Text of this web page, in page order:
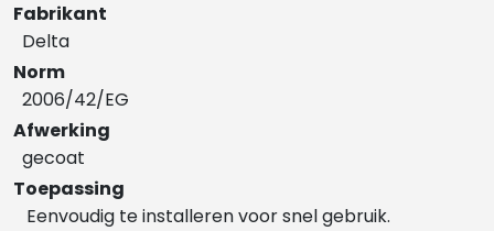
Fabrikant
Delta
Norm
2006/42/EG
Afwerking
gecoat
Toepassing
Eenvoudig te installeren voor snel gebruik.